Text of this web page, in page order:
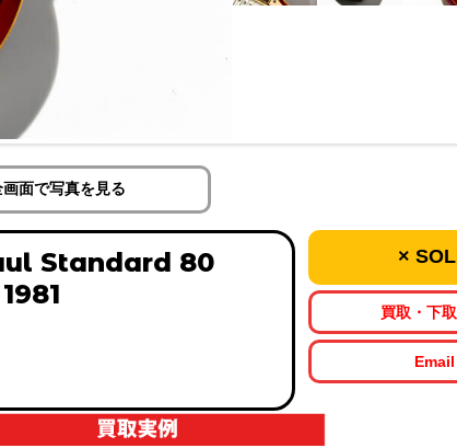
画面で写真を見る
Standard 80
×
買取・下
Email